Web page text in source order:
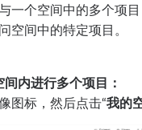
一个空间中的多个项目
空间中的特定项目。
内进行多个项目：
图标，然后点击“我的